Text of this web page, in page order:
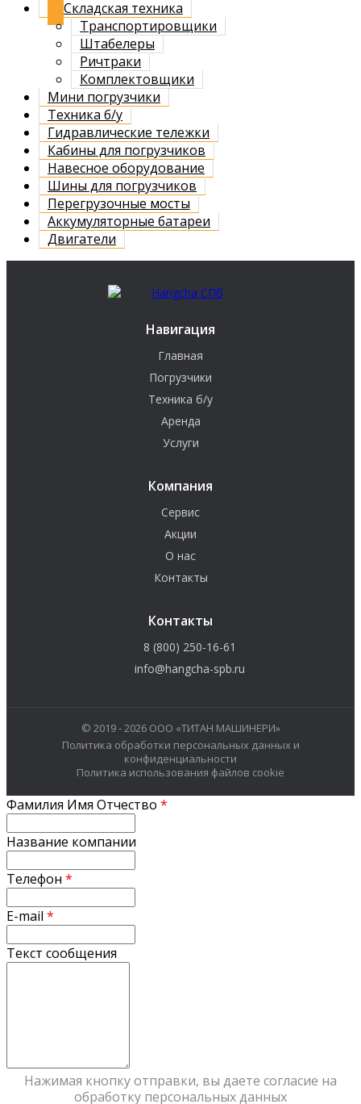
Складская техника
Транспортировщики
Штабелеры
Ричтраки
Комплектовщики
Мини погрузчики
Техника б/у
Гидравлические тележки
Кабины для погрузчиков
Навесное оборудование
Шины для погрузчиков
Перегрузочные мосты
Аккумуляторные батареи
Двигатели
Навигация
Главная
Погрузчики
Техника б/у
Аренда
Услуги
Компания
Сервис
Акции
О нас
Контакты
Контакты
8 (800) 250-16-61
info@hangcha-spb.ru
© 2019 - 2026 ООО «ТИТАН МАШИНЕРИ»
Политика обработки персональных данных и
конфиденциальности
Политика использования файлов cookie
Фамилия Имя Отчество *
Название компании
Телефон *
E-mail *
Текст сообщения
Нажимая кнопку отправки, вы даете согласие на
обработку персональных данных